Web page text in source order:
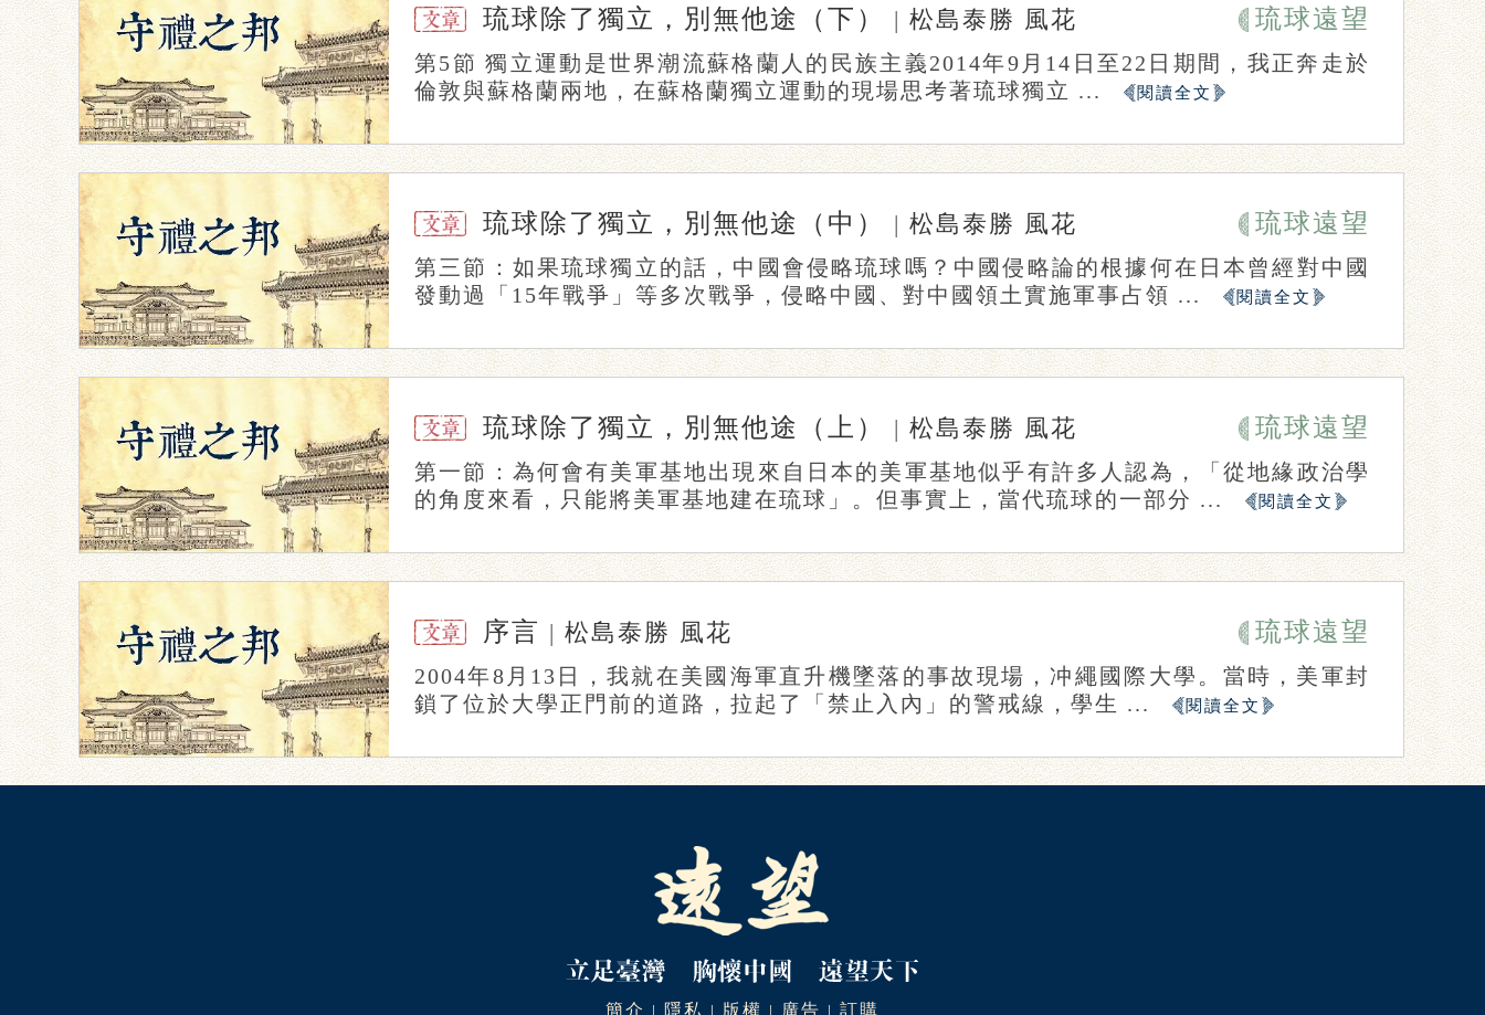
琉球除了獨立，別無他途（下） | 松島泰勝 風花 琉球遠望
第5節 獨立運動是世界潮流蘇格蘭人的民族主義2014年9月14日至22日期間，我正奔走於
倫敦與蘇格蘭兩地，在蘇格蘭獨立運動的現場思考著琉球獨立 ...
閱讀全文
琉球除了獨立，別無他途（中） | 松島泰勝 風花 琉球遠望
第三節：如果琉球獨立的話，中國會侵略琉球嗎？中國侵略論的根據何在日本曾經對中國
發動過「15年戰爭」等多次戰爭，侵略中國、對中國領土實施軍事占領 ...
閱讀全文
琉球除了獨立，別無他途（上） | 松島泰勝 風花 琉球遠望
第一節：為何會有美軍基地出現來自日本的美軍基地似乎有許多人認為，「從地緣政治學
的角度來看，只能將美軍基地建在琉球」。但事實上，當代琉球的一部分 ...
閱讀全文
序言 | 松島泰勝 風花 琉球遠望
2004年8月13日，我就在美國海軍直升機墜落的事故現場，冲繩國際大學。當時，美軍封
鎖了位於大學正門前的道路，拉起了「禁止入內」的警戒線，學生 ...
閱讀全文
簡介 | 隱私 | 版權 | 廣告 | 訂購